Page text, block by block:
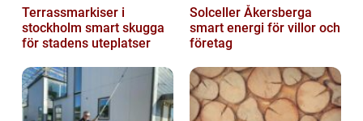
Terrassmarkiser i
stockholm smart skugga
för stadens uteplatser
Solceller Åkersberga
smart energi för villor och
företag